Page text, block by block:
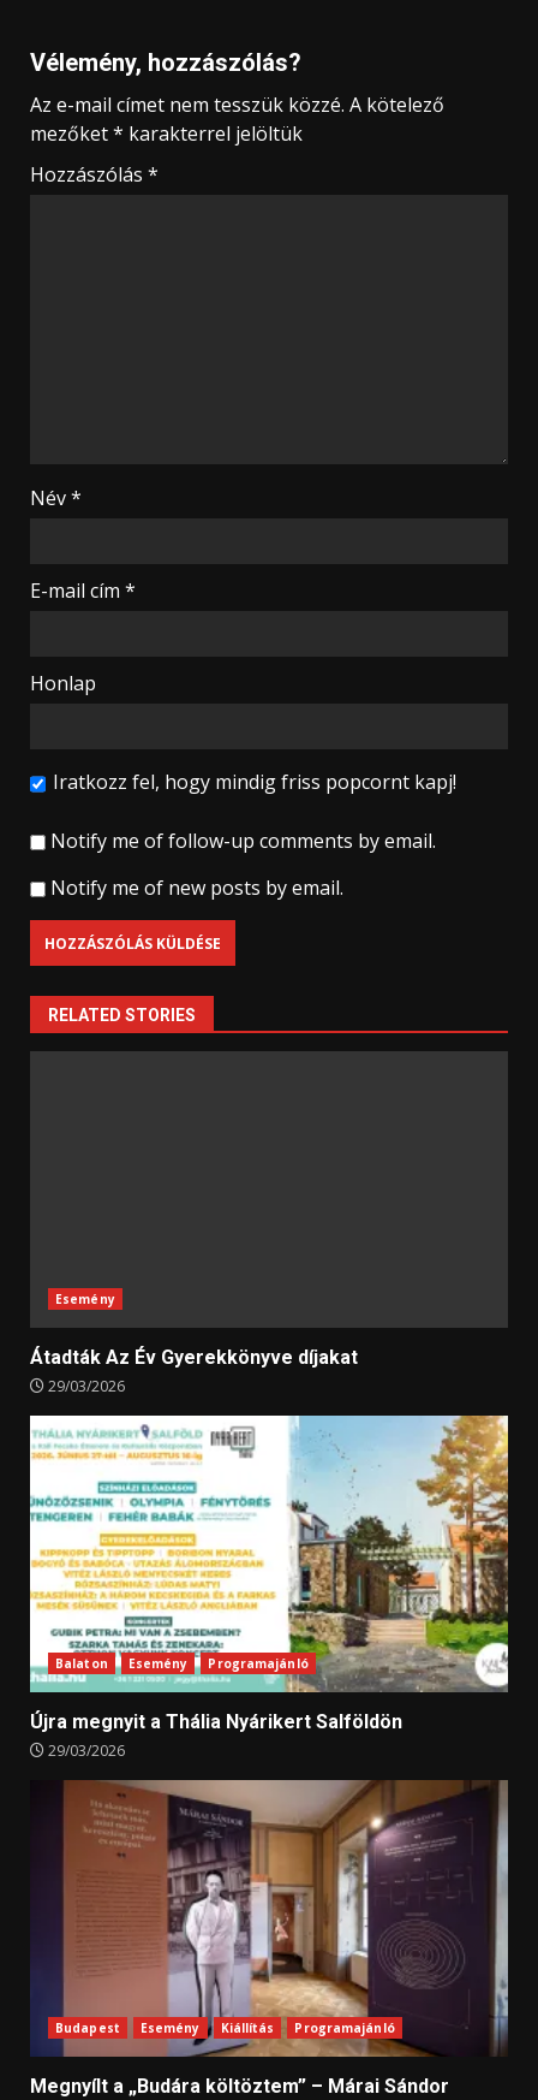
Vélemény, hozzászólás?
Az e-mail címet nem tesszük közzé. A kötelező
mezőket* karakterrel jelöltük
Hozzászólás *
Név*
E-mail cím *
Honlap
Iratkozz fel, hogy mindig friss popcornt kapj!
Notify me of follow-up comments by email.
Notify me of new posts by email.
RELATED STORIES
Esemény
Átadták Az Év Gyerekkönyve díjakat
29/03/2026
Balaton Esemény Programajánló
Újra megnyit a Thália Nyárikert Salföldön
29/03/2026
Budapest Esemény Kiállítás Programajánló
Megnyílt a „Budára költöztem” – Márai Sándor